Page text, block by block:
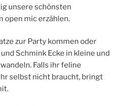
unsere schönsten
open mic erzählen.
zur Party kommen oder
Schmink Ecke in kleine und
Falls ihr feline
selbst nicht braucht, bringt